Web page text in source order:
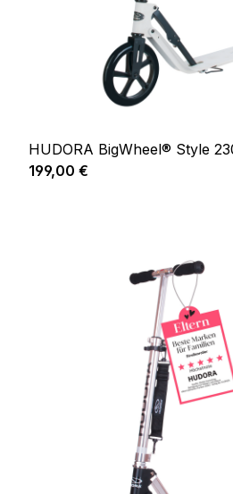
HUDORA BigWheel® Style
Regulärer Preis:
199,00 €